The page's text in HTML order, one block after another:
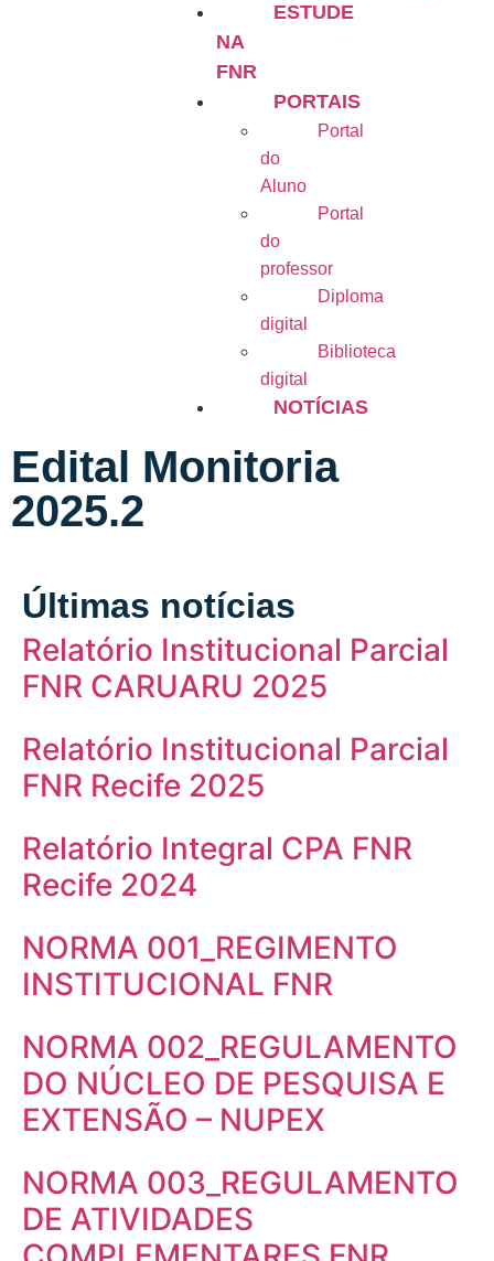
ESTUDE
NA
FNR
PORTAIS
Portal
do
Aluno
Portal
do
professor
Diploma
digital
Biblioteca
digital
NOTÍCIAS
Edital Monitoria
2025.2
Últimas notícias
Relatório Institucional Parcial
FNR CARUARU 2025
Relatório Institucional Parcial
FNR Recife 2025
Relatório Integral CPA FNR
Recife 2024
NORMA 001_REGIMENTO
INSTITUCIONAL FNR
NORMA 002_REGULAMENTO
DO NÚCLEO DE PESQUISA E
EXTENSÃO – NUPEX
NORMA 003_REGULAMENTO
DE ATIVIDADES